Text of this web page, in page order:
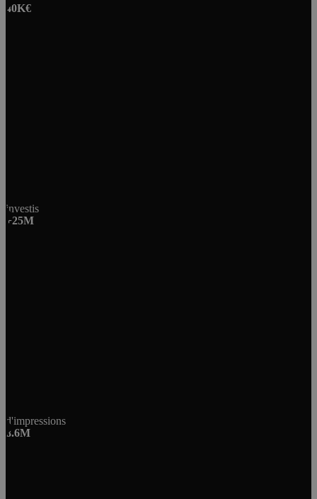
40K€
investis
+25M
d'impressions
8.6M